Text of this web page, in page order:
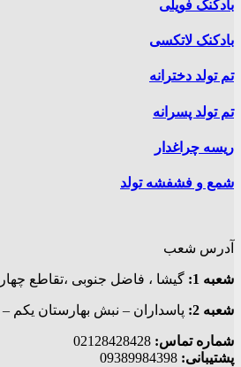
بادکنک فویلی
بادکنک لاتکسی
تم تولد دخترانه
تم تولد پسرانه
ریسه چراغدار
شمع و فشفشه تولد
آدرس شعب
شعبه 1: گيشا ، فاضل جنوبی ،تقاطع چهارم،
شعبه 2: پاسداران – نبش بهارستان یکم –
شماره تماس:
پشتیبانی: